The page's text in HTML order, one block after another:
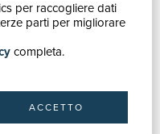
per raccogliere dati
parti per migliorare
completa.
ACCETTO